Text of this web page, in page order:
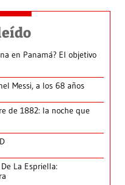
en Panamá? El objetivo
Messi, a los 68 años
de 1882: la noche que
La Espriella: